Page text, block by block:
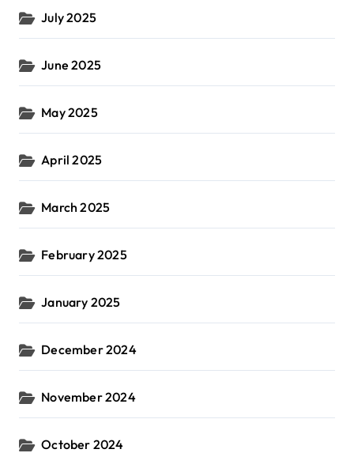
July 2025
June 2025
May 2025
April 2025
March 2025
February 2025
January 2025
December 2024
November 2024
October 2024